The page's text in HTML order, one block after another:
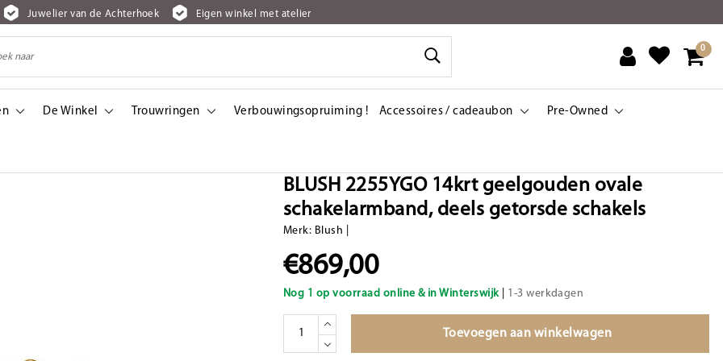
Juwelier van de Achterhoek Eigen winkel met atelier
0
De Winkel Trouwringen Verbouwingsopruiming ! Accessoires / cadeaubon Pre-Owned
BLUSH 2255YGO 14krt geelgouden ovale
schakelarmband, deels getorsde schakels
Merk: Blush
€869,00
Nog 1 op voorraad online & in Winterswijk| 1-3 werkdagen
Toevoegen aan winkelwagen